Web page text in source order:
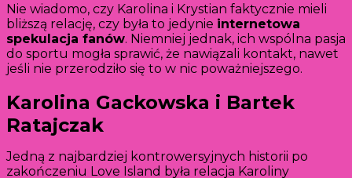
Nie wiadomo, czy Karolina i Krystian faktycznie mieli
bliższą relację, czy była to jedynie internetowa
spekulacja fanów. Niemniej jednak, ich wspólna pasja
do sportu mogła sprawić, że nawiązali kontakt, nawet
jeśli nie przerodziło się to w nic poważniejszego.
Karolina Gackowska i Bartek
Ratajczak
Jedną z najbardziej kontrowersyjnych historii po
zakończeniu Love Island była relacja Karoliny